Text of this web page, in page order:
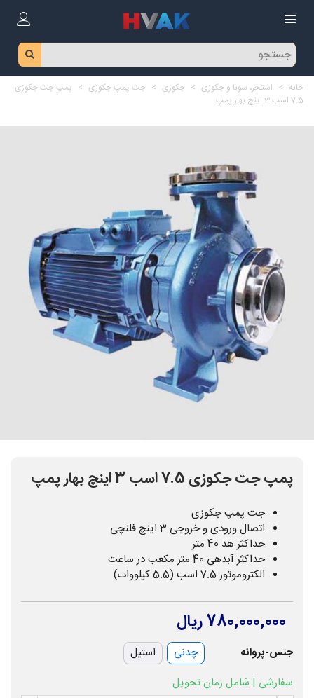
خانه > استخر، سونا و جکوزی > جکوزی > جت پمپ جکوزی > پمپ جت جکوزی
7.5 اسب 3 اینچ بهار پمپ
پمپ جت جکوزی 7.5 اسب 3 اینچ بهار پمپ
جت پمپ جکوزی
اتصال ورودی و خروجی 3 اینچ فلنچی
حداکثر هد 40 متر
حداکثر آبدهی 40 متر مکعب در ساعت
الکتروموتور 7.5 اسب (5.5 کیلووات)
780,000,000 ریال
جنس-پروانه چدنی
استیل
سفارشی | شامل زمان تحویل